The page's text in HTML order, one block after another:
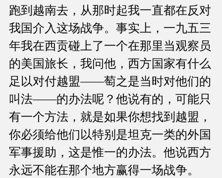
跑到越南去，从那时起我一直都在反对
我国介入这场战争。事实上，一九五三
年我在西贡碰上了一个在那里当观察员
的美国旅长，我问他，西方国家有什么
足以对付越盟——萄之是当时对他们的
叫法——的办法呢？他说有的，可能只
有一个方法，就是如果你想找到越盟，
你必须给他们以特别是坦克一类的外国
军事援助，这是惟一的办法。他说西方
永远不能在那个地方赢得一场战争。